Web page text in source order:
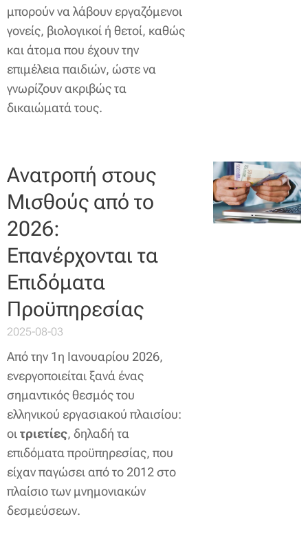
μπορούν να λάβουν εργαζόμενοι
γονείς, βιολογικοί ή θετοί, καθώς
και άτομα που έχουν την
επιμέλεια παιδιών, ώστε να
γνωρίζουν ακριβώς τα
δικαιώματά τους.
Ανατροπή στους
Μισθούς από το
2026:
Επανέρχονται τα
Επιδόματα
Προϋπηρεσίας
2025-08-03
Από την 1η Ιανουαρίου 2026,
ενεργοποιείται ξανά ένας
σημαντικός θεσμός του
ελληνικού εργασιακού πλαισίου:
οιτριετίες, δηλαδή τα
επιδόματα προϋπηρεσίας, που
είχαν παγώσει από το 2012 στο
πλαίσιο των μνημονιακών
δεσμεύσεων.